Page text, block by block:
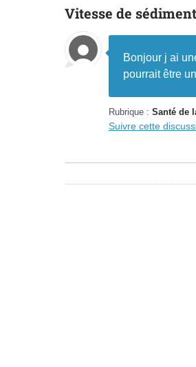
Vitesse de
Bonjour j ai
pourrait être
Rubrique : Santé de
Suivre cette